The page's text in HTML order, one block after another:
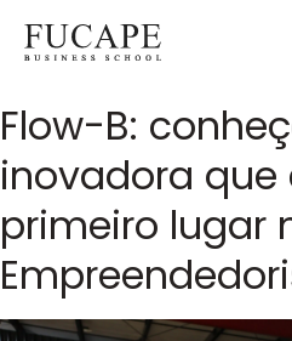
Flow-B:
inovadora
primeiro lugar